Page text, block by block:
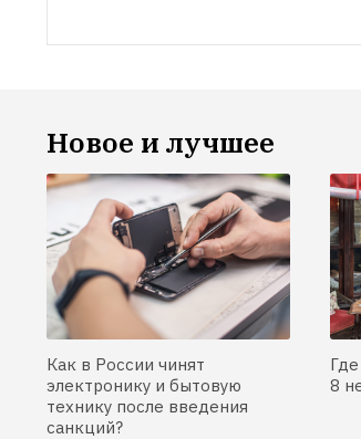
Новое и лучшее
Как в России чинят
электронику и бытовую
технику после введения
санкций?
8